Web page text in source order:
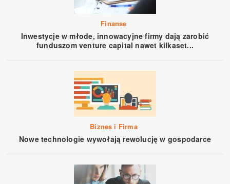
Finanse
Inwestycje w młode, innowacyjne firmy dają zarobić
funduszom venture capital nawet kilkaset...
Biznes i Firma
Nowe technologie wywołają rewolucję w gospodarce